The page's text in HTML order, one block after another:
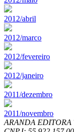
2012/abril
2012/marco
2012/fevereiro
2012/janeiro
2011/dezembro
2011/novembro
ARANDA